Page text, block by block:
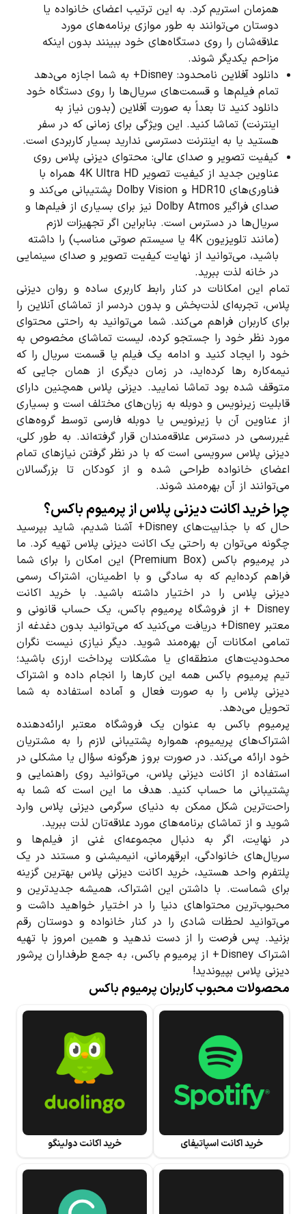
همزمان استریم کرد. به این ترتیب اعضای خانواده یا
دوستان می‌توانند به طور موازی برنامه‌های مورد
علاقه‌شان را روی دستگاه‌های خود ببینند بدون اینکه
مزاحم یکدیگر شوند.
دانلود آفلاین نامحدود: Disney+ به شما اجازه می‌دهد
تمام فیلم‌ها و قسمت‌های سریال‌ها را روی دستگاه خود
دانلود کنید تا بعداً به صورت آفلاین (بدون نیاز به
اینترنت) تماشا کنید. این ویژگی برای زمانی که در سفر
هستید یا به اینترنت دسترسی ندارید بسیار کاربردی است.
کیفیت تصویر و صدا‌ی عالی: محتوای دیزنی پلاس روی
عناوین جدید از کیفیت تصویر 4K Ultra HD همراه با
فناوری‌های HDR10 و Dolby Vision پشتیبانی می‌کند و
صدای فراگیر Dolby Atmos نیز برای بسیاری از فیلم‌ها و
سریال‌ها در دسترس است. بنابراین اگر تجهیزات لازم
(مانند تلویزیون 4K یا سیستم صوتی مناسب) را داشته
باشید، می‌توانید از نهایت کیفیت تصویر و صدای سینمایی
در خانه لذت ببرید.
تمام این امکانات در کنار رابط کاربری ساده و روان دیزنی
پلاس، تجربه‌ای لذت‌بخش و بدون دردسر از تماشای آنلاین را
برای کاربران فراهم می‌کند. شما می‌توانید به راحتی محتوای
مورد نظر خود را جستجو کرده، لیست تماشای مخصوص به
خود را ایجاد کنید و ادامه یک فیلم یا قسمت سریال را که
نیمه‌کاره رها کرده‌اید، در زمان دیگری از همان جایی که
متوقف شده بود تماشا نمایید. دیزنی پلاس همچنین دارای
قابلیت زیرنویس و دوبله به زبان‌های مختلف است و بسیاری
از عناوین آن با زیرنویس یا دوبله فارسی توسط گروه‌های
غیررسمی در دسترس علاقه‌مندان قرار گرفته‌اند. به طور کلی،
دیزنی پلاس سرویسی است که با در نظر گرفتن نیازهای تمام
اعضای خانواده طراحی شده و از کودکان تا بزرگسالان
می‌توانند از آن بهره‌مند شوند.
چرا خرید اکانت دیزنی پلاس از پرمیوم باکس؟
حال که با جذابیت‌های Disney+ آشنا شدیم، شاید بپرسید
چگونه می‌توان به راحتی یک اکانت دیزنی پلاس تهیه کرد. ما
در پرمیوم باکس (Premium Box) این امکان را برای شما
فراهم کرده‌ایم که به سادگی و با اطمینان، اشتراک رسمی
دیزنی پلاس را در اختیار داشته باشید. با خرید اکانت
Disney + از فروشگاه پرمیوم باکس، یک حساب قانونی و
معتبر Disney+ دریافت می‌کنید که می‌توانید بدون دغدغه از
تمامی امکانات آن بهره‌مند شوید. دیگر نیازی نیست نگران
محدودیت‌های منطقه‌ای یا مشکلات پرداخت ارزی باشید؛
تیم پرمیوم باکس همه این کارها را انجام داده و اشتراک
دیزنی پلاس را به صورت فعال و آماده استفاده به شما
تحویل می‌دهد.
پرمیوم باکس به عنوان یک فروشگاه معتبر ارائه‌دهنده
اشتراک‌های پریمیوم، همواره پشتیبانی لازم را به مشتریان
خود ارائه می‌کند. در صورت بروز هرگونه سؤال یا مشکلی در
استفاده از اکانت دیزنی پلاس، می‌توانید روی راهنمایی و
پشتیبانی ما حساب کنید. هدف ما این است که شما به
راحت‌ترین شکل ممکن به دنیای سرگرمی دیزنی پلاس وارد
شوید و از تماشای برنامه‌های مورد علاقه‌تان لذت ببرید.
در نهایت، اگر به دنبال مجموعه‌ای غنی از فیلم‌ها و
سریال‌های خانوادگی، ابرقهرمانی، انیمیشنی و مستند در یک
پلتفرم واحد هستید، خرید اکانت دیزنی پلاس بهترین گزینه
برای شماست. با داشتن این اشتراک، همیشه جدیدترین و
محبوب‌ترین محتواهای دنیا را در اختیار خواهید داشت و
می‌توانید لحظات شادی را در کنار خانواده و دوستان رقم
بزنید. پس فرصت را از دست ندهید و همین امروز با تهیه
اشتراک Disney+ از پرمیوم باکس، به جمع طرفداران پرشور
دیزنی پلاس بپیوندید!
محصولات محبوب کاربران پرمیوم باکس
خرید اکانت اسپاتیفای خرید اکانت دولینگو